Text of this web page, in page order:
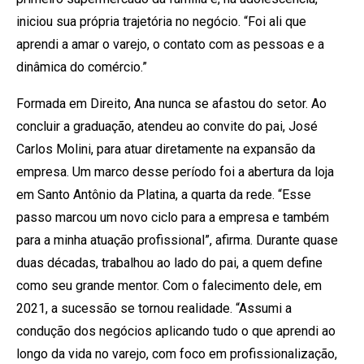
iniciou sua própria trajetória no negócio. “Foi ali que
aprendi a amar o varejo, o contato com as pessoas e a
dinâmica do comércio.”
Formada em Direito, Ana nunca se afastou do setor. Ao
concluir a graduação, atendeu ao convite do pai, José
Carlos Molini, para atuar diretamente na expansão da
empresa. Um marco desse período foi a abertura da loja
em Santo Antônio da Platina, a quarta da rede. “Esse
passo marcou um novo ciclo para a empresa e também
para a minha atuação profissional”, afirma. Durante quase
duas décadas, trabalhou ao lado do pai, a quem define
como seu grande mentor. Com o falecimento dele, em
2021, a sucessão se tornou realidade. “Assumi a
condução dos negócios aplicando tudo o que aprendi ao
longo da vida no varejo, com foco em profissionalização,